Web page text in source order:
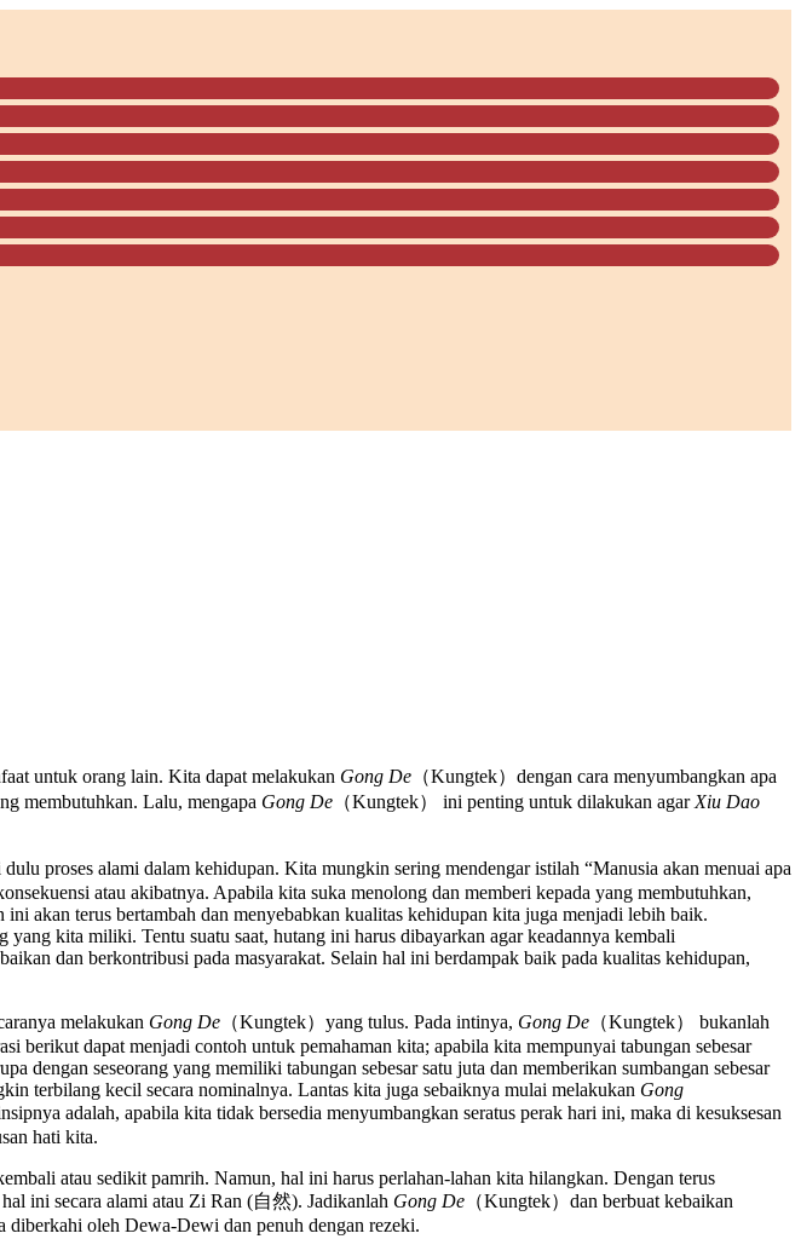
untuk orang lain. Kita dapat melakukan Gong De （Kungtek）dengan cara menyumbangkan apa
membutuhkan. Lalu, mengapa Gong De （Kungtek） ini penting untuk dilakukan agar Xiu Dao
proses alami dalam kehidupan. Kita mungkin sering mendengar istilah “Manusia akan menuai apa
atau akibatnya. Apabila kita suka menolong dan memberi kepada yang membutuhkan,
akan terus bertambah dan menyebabkan kualitas kehidupan kita juga menjadi lebih baik.
kita miliki. Tentu suatu saat, hutang ini harus dibayarkan agar keadannya kembali
dan berkontribusi pada masyarakat. Selain hal ini berdampak baik pada kualitas kehidupan,
melakukan Gong De （Kungtek）yang tulus. Pada intinya, Gong De （Kungtek） bukanlah
berikut dapat menjadi contoh untuk pemahaman kita; apabila kita mempunyai tabungan sebesar
seseorang yang memiliki tabungan sebesar satu juta dan memberikan sumbangan sebesar
terbilang kecil secara nominalnya. Lantas kita juga sebaiknya mulai melakukan Gong
adalah, apabila kita tidak bersedia menyumbangkan seratus perak hari ini, maka di kesuksesan
hati kita.
atau sedikit pamrih. Namun, hal ini harus perlahan-lahan kita hilangkan. Dengan terus
ini secara alami atau Zi Ran (自然). Jadikanlah Gong De （Kungtek）dan berbuat kebaikan
diberkahi oleh Dewa-Dewi dan penuh dengan rezeki.